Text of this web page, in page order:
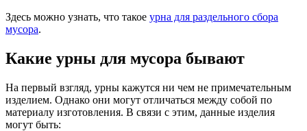
Здесь можно узнать, что такое урна для раздельного сбора
мусора.
Какие урны для мусора бывают
На первый взгляд, урны кажутся ни чем не примечательным
изделием. Однако они могут отличаться между собой по
материалу изготовления. В связи с этим, данные изделия
могут быть: